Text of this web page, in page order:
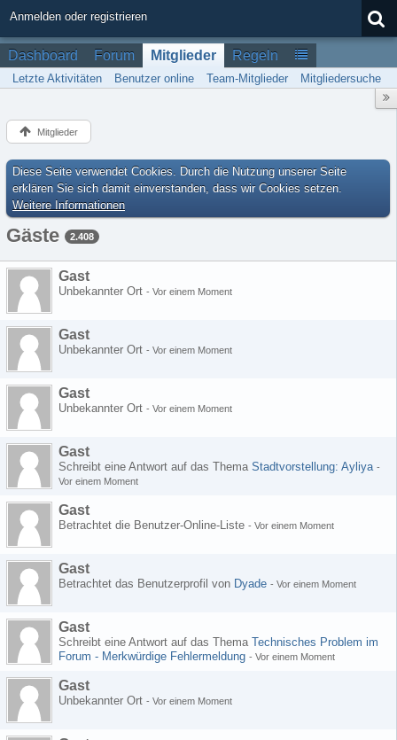
Anmelden oder registrieren
Dashboard Forum Mitglieder Regeln
Letzte Aktivitäten Benutzer online Team-Mitglieder Mitgliedersuche
Mitglieder
Diese Seite verwendet Cookies. Durch die Nutzung unserer Seite
erklären Sie sich damit einverstanden, dass wir Cookies setzen.
Weitere Informationen
Gäste 2.408
Gast
Unbekannter Ort - Vor einem Moment
Gast
Unbekannter Ort - Vor einem Moment
Gast
Unbekannter Ort - Vor einem Moment
Gast
Schreibt eine Antwort auf das Thema Stadtvorstellung: Ayliya -
Vor einem Moment
Gast
Betrachtet die Benutzer-Online-Liste - Vor einem Moment
Gast
Betrachtet das Benutzerprofil von Dyade - Vor einem Moment
Gast
Schreibt eine Antwort auf das Thema Technisches Problem im
Forum - Merkwürdige Fehlermeldung - Vor einem Moment
Gast
Unbekannter Ort - Vor einem Moment